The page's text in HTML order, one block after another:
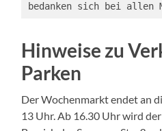
bedanken sich bei allen
Hinweise zu
Parken
Der Wochenmarkt endet an
13 Uhr. Ab 16.30 Uhr wird